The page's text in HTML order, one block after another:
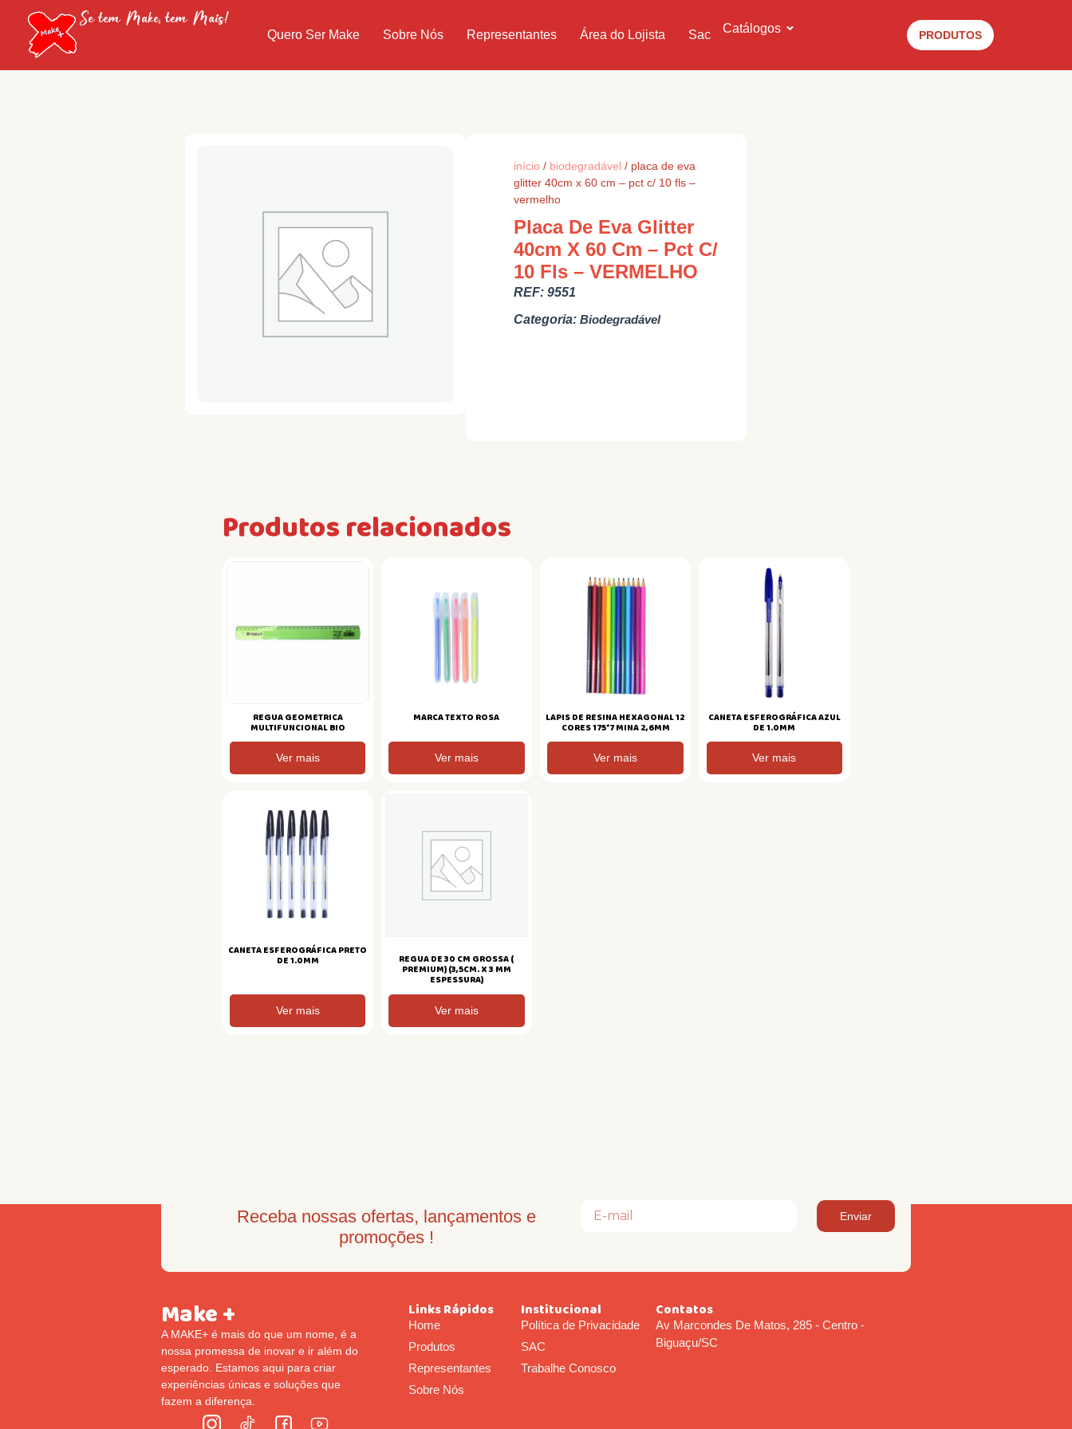
Se tem Make, tem Mais!
Quero Ser Make Sobre Nós Representantes Área do Lojista Sac Catálogos PRODUTOS
início / biodegradável / placa de eva
glitter 40cm x 60 cm – pct c/ 10 fls –
vermelho
Placa De Eva Glitter
40cm X 60 Cm – Pct C/
10 Fls – VERMELHO
REF: 9551
Categoria: Biodegradável
Produtos relacionados
REGUA GEOMETRICA
MULTIFUNCIONAL BIO
Ver mais
MARCA TEXTO ROSA
Ver mais
LAPIS DE RESINA HEXAGONAL 12
CORES 175*7 MINA 2,6MM
Ver mais
CANETA ESFEROGRÁFICA AZUL
DE 1.0MM
Ver mais
CANETA ESFEROGRÁFICA PRETO
DE 1.0MM
Ver mais
REGUA DE 30 CM GROSSA (
PREMIUM) (3,5CM. X 3 MM
ESPESSURA)
Ver mais
Receba nossas ofertas, lançamentos e
promoções !
Enviar
Make +
A MAKE+ é mais do que um nome, é a
nossa promessa de inovar e ir além do
esperado. Estamos aqui para criar
experiências únicas e soluções que
fazem a diferença.
Links Rápidos
Home
Produtos
Representantes
Sobre Nós
Institucional
Política de Privacidade
SAC
Trabalhe Conosco
Contatos
Av Marcondes De Matos, 285 - Centro -
Biguaçu/SC